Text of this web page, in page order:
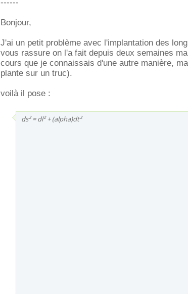
------
Bonjour,
J'ai un petit problème avec l'implantation des
vous rassure on l'a fait depuis deux semaines
cours que je connaissais d'une autre manière,
plante sur un truc).
voilà il pose :
ds² = dl² + (alpha)dt²